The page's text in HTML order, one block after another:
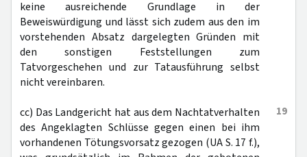
keine ausreichende Grundlage in der
Beweiswürdigung und lässt sich zudem aus den im
vorstehenden Absatz dargelegten Gründen mit
den sonstigen Feststellungen zum
Tatvorgeschehen und zur Tatausführung selbst
nicht vereinbaren.
19
cc) Das Landgericht hat aus dem Nachtatverhalten
des Angeklagten Schlüsse gegen einen bei ihm
vorhandenen Tötungsvorsatz gezogen (UA S. 17 f.),